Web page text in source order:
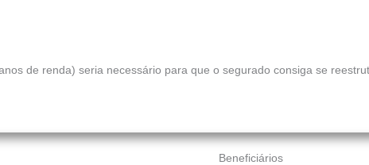
de renda) seria necessário para que o segurado consiga se
Beneficiários